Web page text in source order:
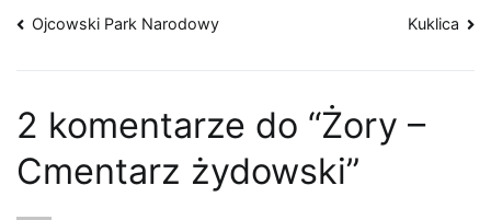
Nawigacja
Ojcowski Park Narodowy Kuklica
2 komentarze do “Żory –
Cmentarz żydowski”